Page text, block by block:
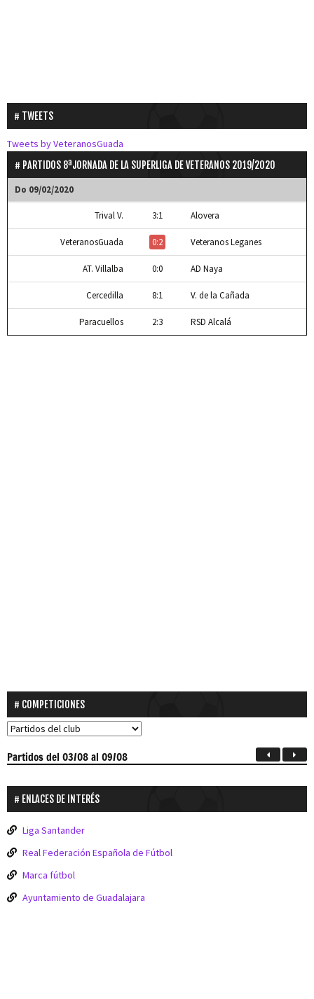
TWEETS
Tweets by VeteranosGuada
PARTIDOS 8ªJORNADA DE LA SUPERLIGA DE VETERANOS 2019/2020
Do 09/02/2020
Trival V. 3:1 Alovera
VeteranosGuada 0:2 Veteranos Leganes
AT. Villalba 0:0 AD Naya
Cercedilla 8:1 V. de la Cañada
Paracuellos 2:3 RSD Alcalá
COMPETICIONES
Partidosdel 03/08 al 09/08
ENLACES DE INTERÉS
Liga Santander
Real Federación Española de Fútbol
Marca fútbol
Ayuntamiento de Guadalajara